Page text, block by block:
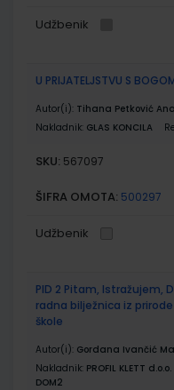
Udžbenik
U PRIJATELJSTVU S
Autor(i): Tihana Petković
Nakladnik: GLAS KONCILA
SKU: 567097
ŠIFRA OMOTA: 500297
Udžbenik
PID 2 Pitam, Istražujem,
radna bilježnica iz
škole
Autor(i): Gordana Ivančić
Nakladnik: PROFIL KLETT d.o.o.
DOM2